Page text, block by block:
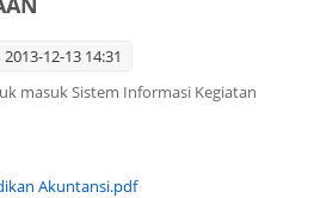
12-13 14:31
masuk Sistem Informasi Kegiatan
Akuntansi.pdf